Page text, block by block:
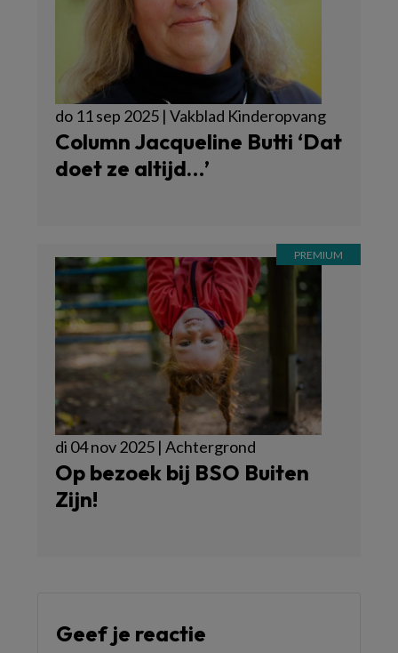
do 11 sep 2025 | Vakblad Kinderopvang
Column Jacqueline Butti ‘Dat
doet ze altijd…’
di 04 nov 2025 | Achtergrond
Op bezoek bij BSO Buiten
Zijn!
Geef je reactie